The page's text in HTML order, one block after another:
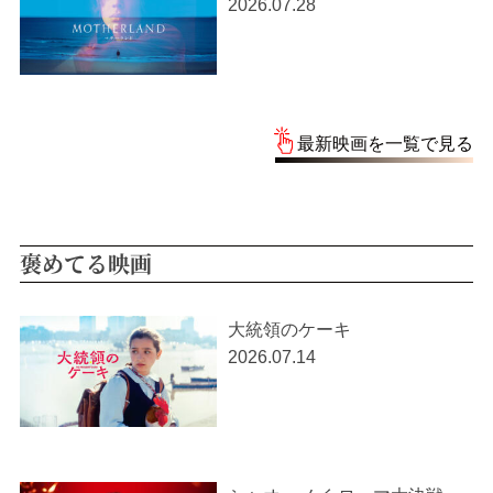
2026.07.28
最新映画を一覧で見る
褒めてる映画
大統領のケーキ
2026.07.14